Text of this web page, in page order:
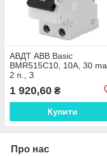
АВДТ ABB Basic
BMR515C10, 10A, 30 ma,
2 п., З
1 920,60 ₴
Купити
Про нас